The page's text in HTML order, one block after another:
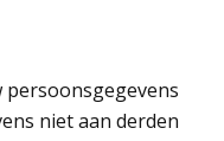
niet aan derden